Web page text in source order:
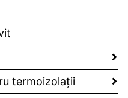
termoizolaţii